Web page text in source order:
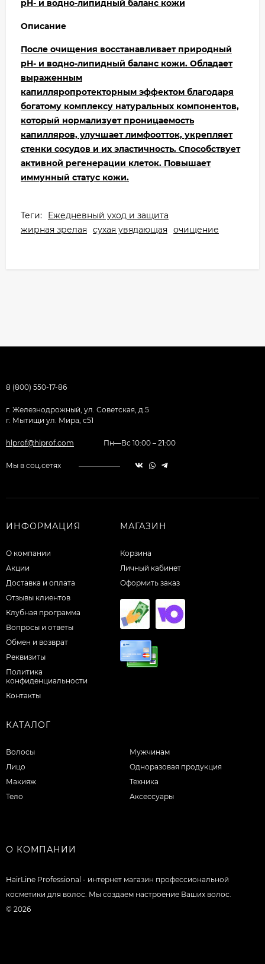
рН- и водно-липидный баланс кожи
Описание
После очищения восстанавливает природный
рН- и водно-липидный баланс кожи. Обладает
выраженным
капилляропротекторным эффектом благодаря
богатому комплексу натуральных компонентов,
который нормализует проницаемость
капилляров, улучшает лимфоотток, укрепляет
стенки сосудов и их эластичность. Способствует
активной регенерации клеток. Повышает
иммунный статус кожи.
Теги:
Ежедневный уход и защита
жирная зрелая
сухая увядающая очищение
8 (800) 550-17-86
г. Железнодрожный, ул. Советская, д.5
г. Мытищи ул. Мира, с51
hlprof@hlprof.com Пн—Вс 10:00 – 21:00
Мы в соц.сетях
ИНФОРМАЦИЯ
О компании
Акции
Доставка и оплата
Отзывы клиентов
Клубная программа
Вопросы и ответы
Обмен и возврат
Реквизиты
Политика
конфиденциальности
Контакты
МАГАЗИН
Корзина
Личный кабинет
Оформить заказ
КАТАЛОГ
Волосы
Лицо
Макияж
Тело
Мужчинам
Одноразовая продукция
Техника
Аксессуары
О КОМПАНИИ
HairLine Professional - интернет магазин профессиональной
косметики для волос. Мы создаем настроение Ваших волос.
© 2026